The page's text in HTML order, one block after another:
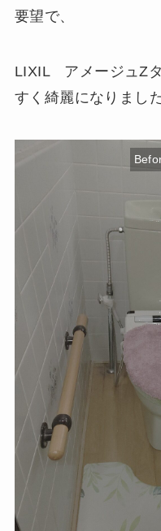
要望で、
LIXIL アメージュZ
すく綺麗になりました